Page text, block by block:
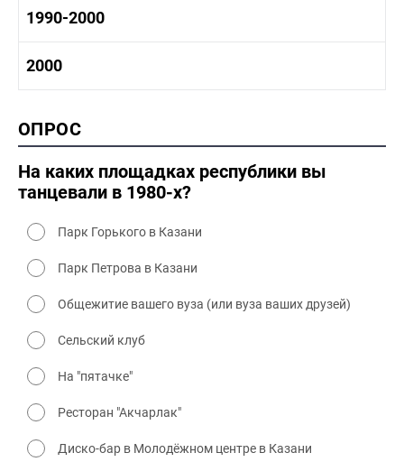
1970 - 1980 быт
1980 -1990 история
1980-1990 культура
1990-2000
1990-2000 культура
2000
2000 промышленность
2000 культура
ОПРОС
На каких площадках республики вы
танцевали в 1980-х?
Парк Горького в Казани
Парк Петрова в Казани
Общежитие вашего вуза (или вуза ваших друзей)
Сельский клуб
На "пятачке"
Ресторан "Акчарлак"
Диско-бар в Молодёжном центре в Казани